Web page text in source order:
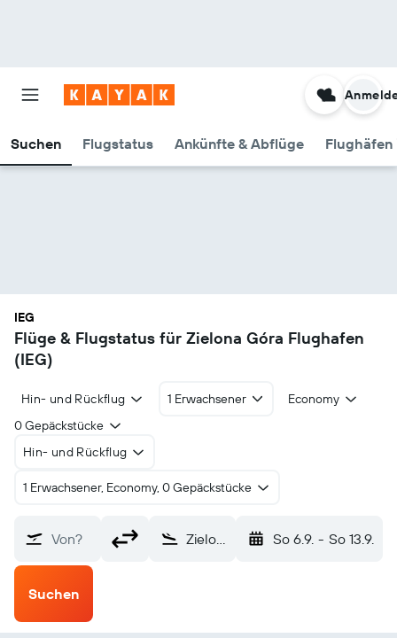
Suchen Flugstatus Ankünfte & Abflüge Flughäfen
IEG
Flüge & Flugstatus für Zielona Góra Flughafen
(IEG)
Hin- und Rückflug 1 Erwachsener
Economy
0 Gepäckstücke
Hin- und Rückflug
1 Erwachsener, Economy, 0 Gepäckstücke
Von? Zielona Góra (IEG) So 6.9. - So 13.9.
Suchen